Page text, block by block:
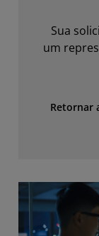
Sua
um
Retornar